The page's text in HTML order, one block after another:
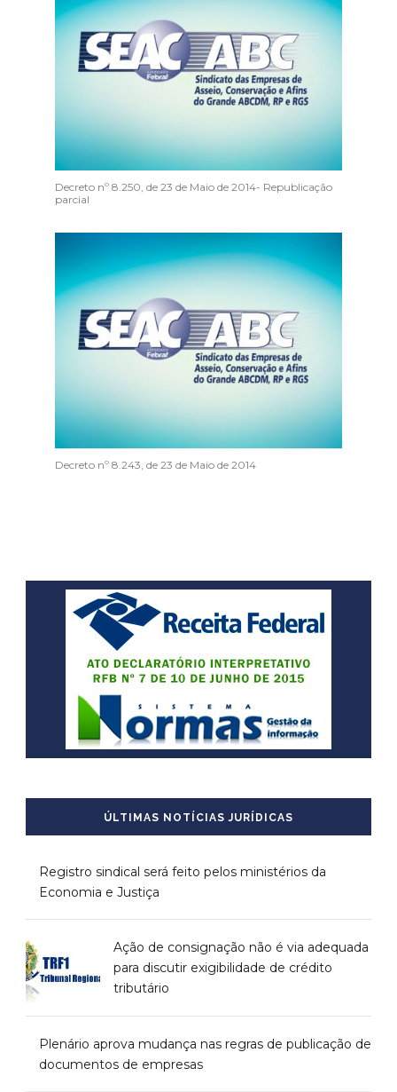
Decreto nº 8.250, de 23 de Maio de 2014- Republicação
parcial
Decreto nº 8.243, de 23 de Maio de 2014
ÚLTIMAS NOTÍCIAS JURÍDICAS
Registro sindical será feito pelos ministérios da
Economia e Justiça
Ação de consignação não é via adequada
para discutir exigibilidade de crédito
tributário
Plenário aprova mudança nas regras de publicação de
documentos de empresas